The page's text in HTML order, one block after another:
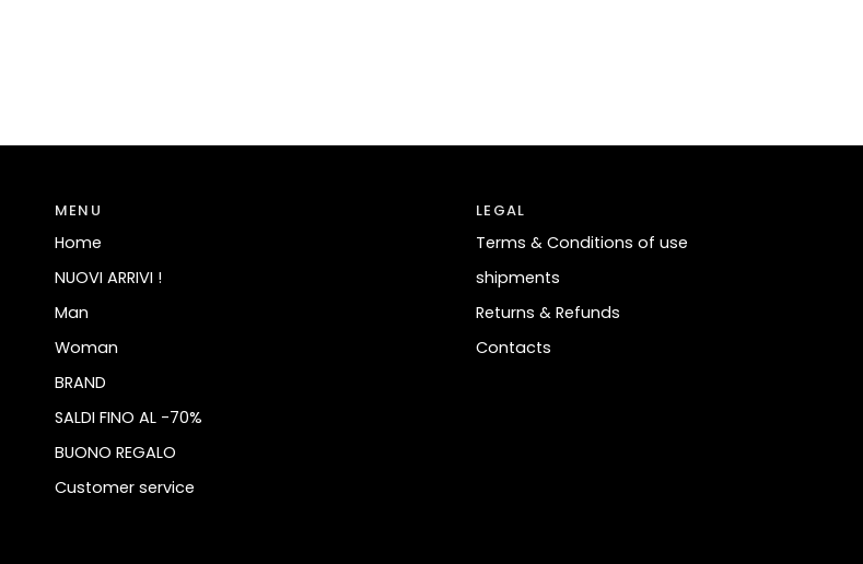
MENU
Home
NUOVI ARRIVI !
Man
Woman
BRAND
SALDI FINO AL -70%
BUONO REGALO
Customer service
LEGAL
Terms & Conditions of use
shipments
Returns & Refunds
Contacts